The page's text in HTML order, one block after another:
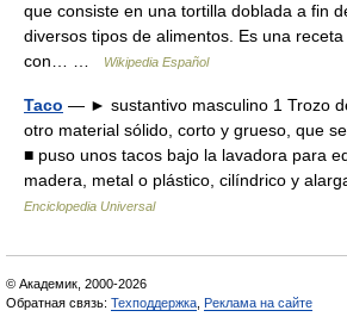
que consiste en una tortilla doblada a fin
diversos tipos de alimentos. Es una
con… …
Wikipedia Español
Taco — ► sustantivo masculino 1 Trozo
otro material sólido, corto y grueso, que
■ puso unos tacos bajo la lavadora para
madera, metal o plástico, cilíndrico y
Enciclopedia Universal
© Академик, 2000-2026
Обратная связь: Техподдержка Реклама на сайте